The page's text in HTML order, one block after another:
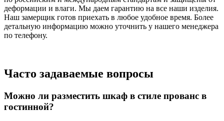
деформации и влаги. Мы даем гарантию на все наши изделия.
Наш замерщик готов приехать в любое удобное время. Более
детальную информацию можно уточнить у нашего менеджера
по телефону.
Часто задаваемые вопросы
Можно ли разместить шкаф в стиле прованс в
гостинной?